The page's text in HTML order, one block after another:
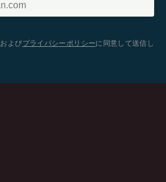
およびプライバシーポリシーに同意して送信し